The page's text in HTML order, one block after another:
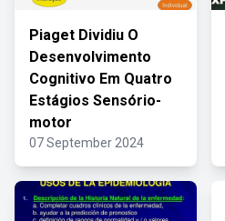
Piaget Dividiu O
Desenvolvimento
Cognitivo Em Quatro
Estágios Sensório-
motor
07 September 2024